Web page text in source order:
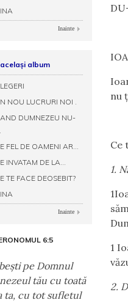
nu
Ce
1.
1
2.
Inainte
album
NOU LUCRURI NOI .
DUMNEZEU NU-
FEL DE OAMENI AR...
INVATAM DE LA...
TE FACE DEOSEBIT?
Inainte
6:5
pe Domnul
tău cu toată
ta, cu tot sufletul